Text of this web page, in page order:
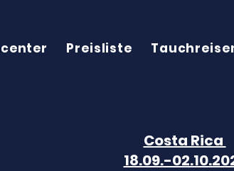
Preisliste
Costa Rica
18.09.-